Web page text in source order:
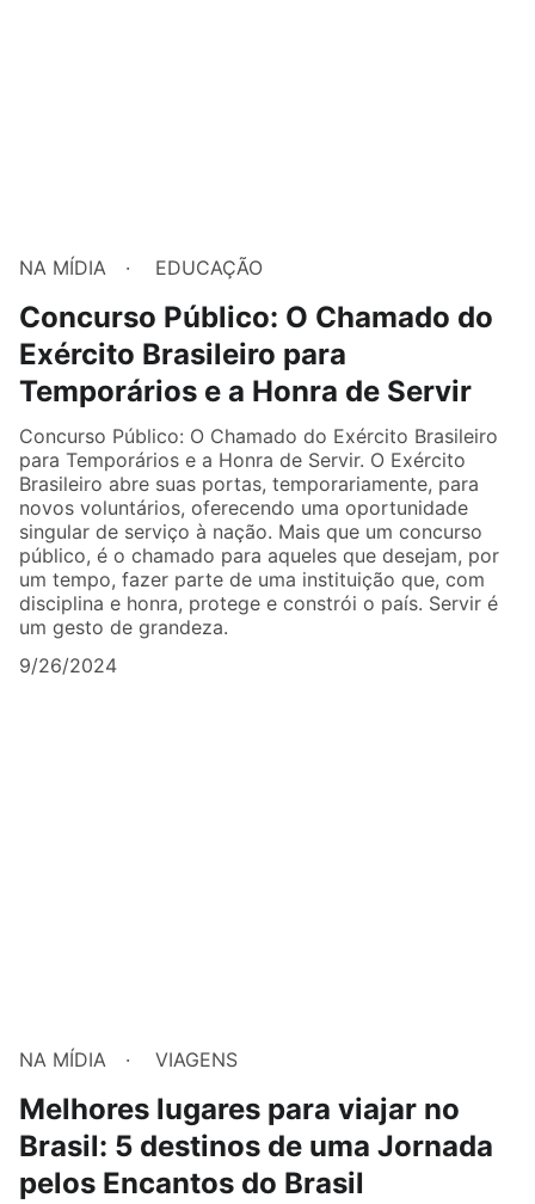
NA MÍDIA EDUCAÇÃO
Concurso Público: O Chamado do
Exército Brasileiro para
Temporários e a Honra de Servir
Concurso Público: O Chamado do Exército Brasileiro
para Temporários e a Honra de Servir. O Exército
Brasileiro abre suas portas, temporariamente, para
novos voluntários, oferecendo uma oportunidade
singular de serviço à nação. Mais que um concurso
público, é o chamado para aqueles que desejam, por
um tempo, fazer parte de uma instituição que, com
disciplina e honra, protege e constrói o país. Servir é
um gesto de grandeza.
9/26/2024
NA MÍDIA VIAGENS
Melhores lugares para viajar no
Brasil: 5 destinos de uma Jornada
pelos Encantos do Brasil